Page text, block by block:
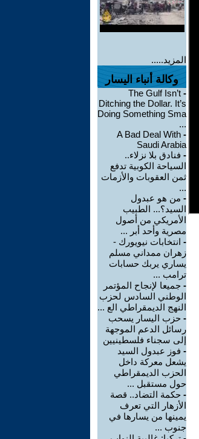
المزيد.....
وكالة أنباء اليسار
-
The Gulf Isn’t
Ditching the Dollar. It’s
Doing Something Sma
...
-
A Bad Deal With
Saudi Arabia
- فنادق بلا نزلاء..
السياحة الكوبية تدفع
ثمن العقوبات والأزمات
...
- من هو عبدول
السيد؟... الطبيب
الأمريكي من أصول
مصرية وأحد أبر ...
- انتخابات نيويورك -
زهران ممداني مسلم
يساري يربك حسابات
ترامب ...
- جميعا لإنجاح المؤتمر
الوطني السادس لحزب
النهج الديمقراطي الع ...
- حزب اليسار يسحب
رسائل الدعم الموجهة
إلى سجناء فلسطينيين
- فوز عبدول السيد
يشعل معركة داخل
الحزب الديمقراطي
حول مستقبل ...
- حكمة التضاد.. قصة
الأزهار التي تعرف
يمينها من يسارها في
جنوب ...